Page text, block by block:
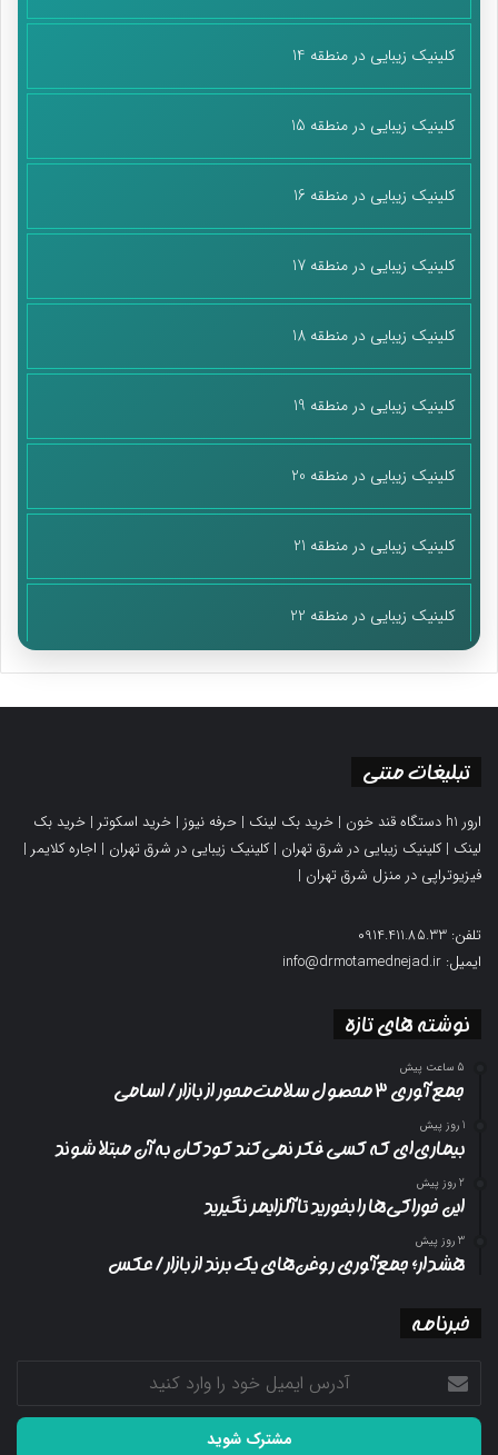
کلینیک زیبایی در منطقه 14
کلینیک زیبایی در منطقه 15
کلینیک زیبایی در منطقه 16
کلینیک زیبایی در منطقه 17
کلینیک زیبایی در منطقه 18
کلینیک زیبایی در منطقه 19
کلینیک زیبایی در منطقه 20
کلینیک زیبایی در منطقه 21
کلینیک زیبایی در منطقه 22
تبلیغات متنی
ارور h1 دستگاه قند خون | خرید بک لینک | حرفه نیوز | خرید اسکوتر | خرید بک
لینک |کلینیک زیبایی در شرق تهران |کلینیک زیبایی در شرق تهران | اجاره کلایمر |
فیزیوتراپی در منزل شرق تهران |
تلفن: 0914.411.85.33
ایمیل: info@drmotamednejad.ir
نوشته های تازه
5 ساعت پیش
جمع آوری ۳ محصول سلامت‌محور از بازار/ اسامی
1 روز پیش
بیماری‌ای که کسی فکر نمی‌کند کودکان به آن مبتلا شوند
2 روز پیش
این خوراکی‌ها را بخورید تا آلزایمر نگیرید
3 روز پیش
هشدار؛ جمع‌آوری روغن‌های یک برند از بازار/ عکس
خبرنامه
آدرس
ایمیل
خود